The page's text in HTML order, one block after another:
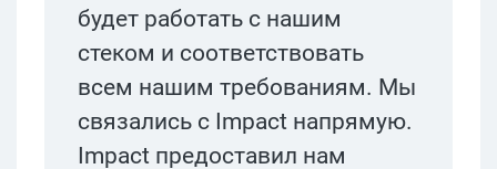
будет работать с нашим
стеком и соответствовать
всем нашим требованиям. Мы
связались с Impact напрямую.
Impact предоставил нам